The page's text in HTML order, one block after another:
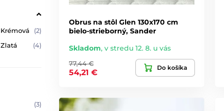
Krémová
(2)
Zlatá (4)
(3)
Obrus na stôl Glen 130x170 cm
bielo-strieborný, Sander
Skladom, v stredu 12. 8. u vás
77,44 €
54,21 €
Do košíka